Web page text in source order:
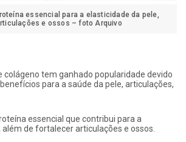
essencial para a elasticidade da pele,
e ossos – foto Arquivo
colágeno tem ganhado popularidade devido
para a saúde da pele, articulações,
essencial que contribui para a
de fortalecer articulações e ossos.